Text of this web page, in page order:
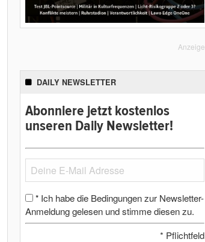
Anzeige
DAILY NEWSLETTER
Abonniere jetzt kostenlos
unseren Daily Newsletter!
* Ich habe die Bedingungen zur Newsletter-
Anmeldung gelesen und stimme diesen zu.
* Pflichtfeld